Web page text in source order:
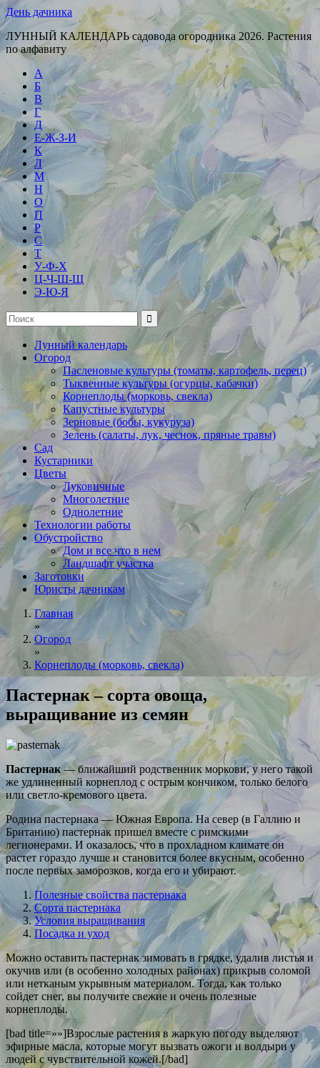
День дачника
ЛУННЫЙ КАЛЕНДАРЬ садовода огородника 2026. Растения
по алфавиту
А
Б
В
Г
Д
Е-Ж-З-И
К
Л
М
Н
О
П
Р
С
Т
У-Ф-Х
Ц-Ч-Ш-Щ
Э-Ю-Я
Лунный календарь
Огород
Пасленовые культуры (томаты, картофель, перец)
Тыквенные культуры (огурцы, кабачки)
Корнеплоды (морковь, свекла)
Капустные культуры
Зерновые (бобы, кукуруза)
Зелень (салаты, лук, чеснок, пряные травы)
Сад
Кустарники
Цветы
Луковичные
Многолетние
Однолетние
Технологии работы
Обустройство
Дом и все что в нем
Ландшафт участка
Заготовки
Юристы дачникам
Главная
»
Огород
»
Корнеплоды (морковь, свекла)
Пастернак – сорта овоща,
выращивание из семян
Пастернак— ближайший родственник моркови, у него такой
же удлиненный корнеплод с острым кончиком, только белого
или светло-кремового цвета.
Родина пастернака — Южная Европа. На север (в Галлию и
Британию) пастернак пришел вместе с римскими
легионерами. И оказалось, что в прохладном климате он
растет гораздо лучше и становится более вкусным, особенно
после первых заморозков, когда его и убирают.
Полезные свойства пастернака
Сорта пастернака
Условия выращивания
Посадка и уход
Можно оставить пастернак зимовать в грядке, удалив листья и
окучив или (в особенно холодных районах) прикрыв соломой
или нетканым укрывным материалом. Тогда, как только
сойдет снег, вы получите свежие и очень полезные
корнеплоды.
[bad title=»»]Взрослые растения в жаркую погоду выделяют
эфирные масла, которые могут вызвать ожоги и волдыри у
людей с чувствительной кожей.[/bad]